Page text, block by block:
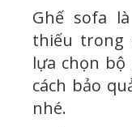
Ghế sofa
thiếu trong
lựa chọn
cách bảo
nhé.